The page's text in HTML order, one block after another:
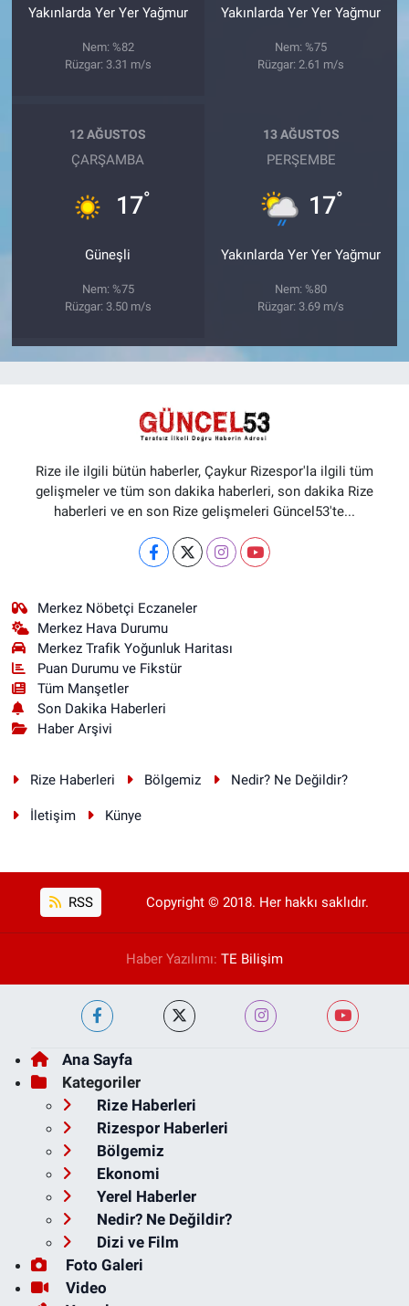
Yakınlarda Yer Yer Yağmur
Nem: %82
Rüzgar: 3.31 m/s
Yakınlarda Yer Yer Yağmur
Nem: %75
Rüzgar: 2.61 m/s
12 AĞUSTOS
ÇARŞAMBA
17°
Güneşli
Nem: %75
Rüzgar: 3.50 m/s
13 AĞUSTOS
PERŞEMBE
17°
Yakınlarda Yer Yer Yağmur
Nem: %80
Rüzgar: 3.69 m/s
Rize ile ilgili bütün haberler, Çaykur Rizespor'la ilgili tüm
gelişmeler ve tüm son dakika haberleri, son dakika Rize
haberleri ve en son Rize gelişmeleri Güncel53'te...
Merkez Nöbetçi Eczaneler
Merkez Hava Durumu
Merkez Trafik Yoğunluk Haritası
Puan Durumu ve Fikstür
Tüm Manşetler
Son Dakika Haberleri
Haber Arşivi
Rize Haberleri Bölgemiz Nedir? Ne Değildir?
İletişim Künye
RSS Copyright © 2018. Her hakkı saklıdır.
Haber Yazılımı: TE Bilişim
Ana Sayfa
Kategoriler
Rize Haberleri
Rizespor Haberleri
Bölgemiz
Ekonomi
Yerel Haberler
Nedir? Ne Değildir?
Dizi ve Film
Foto Galeri
Video